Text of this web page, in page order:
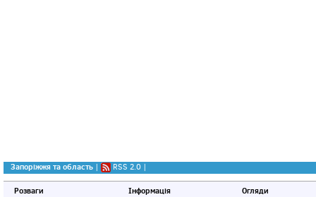
Запоріжжя та область | RSS 2.0 |
Розваги Інформація Огляди